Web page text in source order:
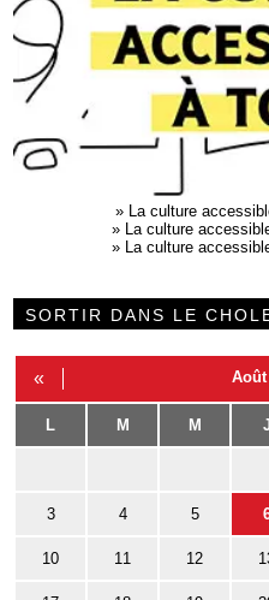
»
La culture
»
La culture
»
La culture
SORTIR DANS LE
« Août
L M M
3 4 5
10 11 12